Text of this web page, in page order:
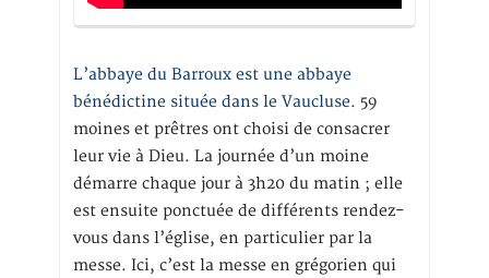
L’abbaye du Barroux est une abbaye
bénédictine située dans le Vaucluse. 59
moines et prêtres ont choisi de consacrer
leur vie à Dieu. La journée d’un moine
démarre chaque jour à 3h20 du matin ; elle
est ensuite ponctuée de différents rendez-
vous dans l’église, en particulier par la
messe. Ici, c’est la messe en grégorien qui